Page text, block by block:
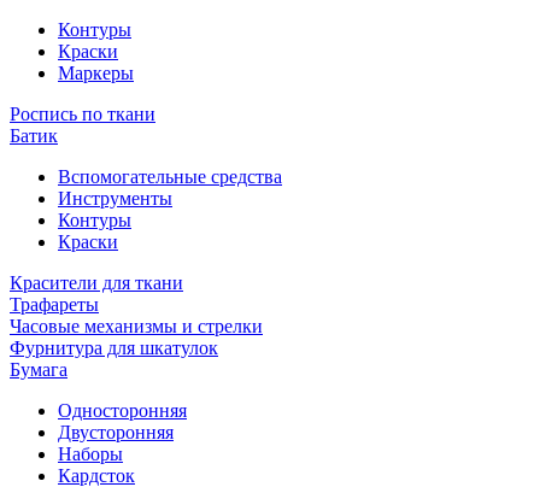
Контуры
Краски
Маркеры
Роспись по ткани
Батик
Вспомогательные средства
Инструменты
Контуры
Краски
Красители для ткани
Трафареты
Часовые механизмы и стрелки
Фурнитура для шкатулок
Бумага
Односторонняя
Двусторонняя
Наборы
Кардсток